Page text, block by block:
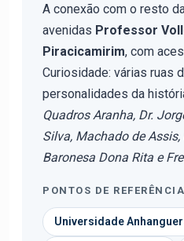
A conexão com o resto
avenidas Professor
Piracicamirim, com
Curiosidade: várias ruas
personalidades da
Quadros Aranha, Dr.
Silva, Machado de
Baronesa Dona Rita e
PONTOS DE REFERÊNCIA
Universidade